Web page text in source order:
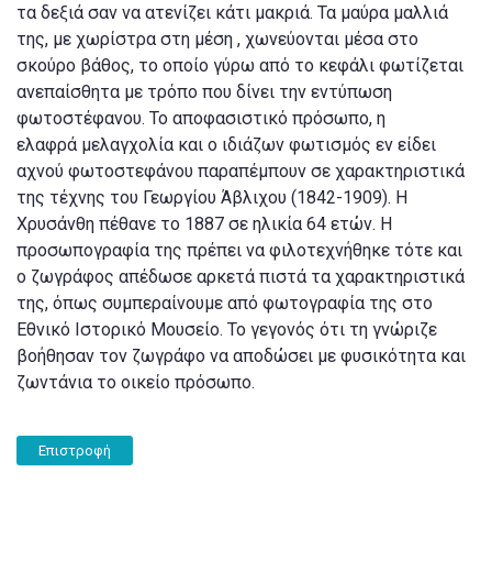
τα δεξιά σαν να ατενίζει κάτι μακριά. Τα μαύρα μαλλιά
της, με χωρίστρα στη μέση , χωνεύονται μέσα στο
σκούρο βάθος, το οποίο γύρω από το κεφάλι φωτίζεται
ανεπαίσθητα με τρόπο που δίνει την εντύπωση
φωτοστέφανου. Το αποφασιστικό πρόσωπο, η
ελαφρά μελαγχολία και ο ιδιάζων φωτισμός εν είδει
αχνού φωτοστεφάνου παραπέμπουν σε χαρακτηριστικά
της τέχνης του Γεωργίου Άβλιχου (1842-1909). Η
Χρυσάνθη πέθανε το 1887 σε ηλικία 64 ετών. Η
προσωπογραφία της πρέπει να φιλοτεχνήθηκε τότε και
ο ζωγράφος απέδωσε αρκετά πιστά τα χαρακτηριστικά
της, όπως συμπεραίνουμε από φωτογραφία της στο
Εθνικό Ιστορικό Μουσείο. Το γεγονός ότι τη γνώριζε
βοήθησαν τον ζωγράφο να αποδώσει με φυσικότητα και
ζωντάνια το οικείο πρόσωπο.
Επιστροφή